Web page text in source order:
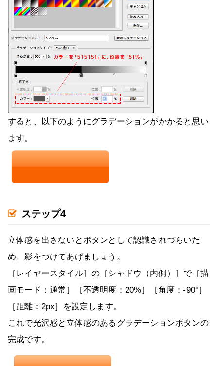
すると、以下のようにグラデーションがかかると思い
ます。
ステップ4
立体感を出さないとボタンとして認識されづらいた
め、影をつけてあげましょう。
［レイヤースタイル］の［シャドウ（内側）］で［描
画モード：通常］［不透明度：20%］［角度：-90°］
［距離：2px］を設定します。
これで光沢感と立体感のあるグラデーションボタンの
完成です。